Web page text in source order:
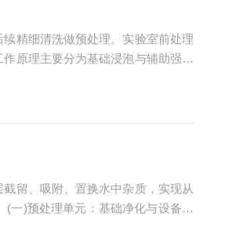
精细清洗做预处理。实验室前处理
原理主要分为基础浸泡与辅助强化
留、吸附、置换水中杂质，实现从
一)预处理单元：基础净化与设备防